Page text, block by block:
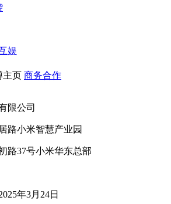
娱
主页 商务合作
限公司
路小米智慧产业园
路37号小米华东总部
年3月24日